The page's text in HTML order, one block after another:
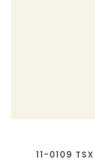
11-0109